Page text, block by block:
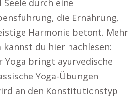
durch eine
die Ernährung,
Harmonie betont. Mehr
kannst du hier nachlesen:
Yoga bringt ayurvedische
Yoga-Übungen
an den Konstitutionstyp